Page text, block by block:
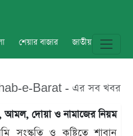
শেয়ার বাজার জাতীয় বিশ্ব
e-Barat - এর সব খবর
দোয়া ও নামাজের নিয়ম